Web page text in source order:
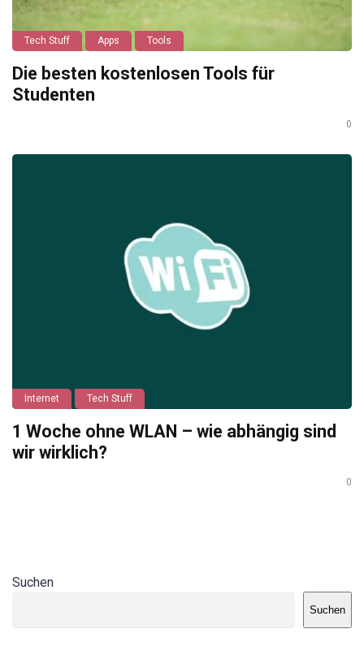
Tech Stuff Apps Tools
Die besten kostenlosen Tools für
Studenten
0
Internet Tech Stuff
1 Woche ohne WLAN – wie abhängig sind
wir wirklich?
0
Suchen
Suchen